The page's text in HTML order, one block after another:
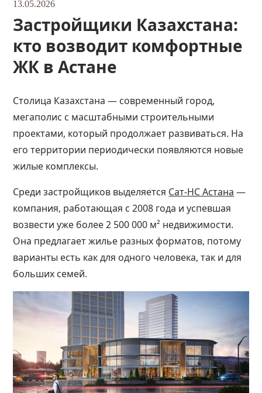
13.05.2026
Застройщики Казахстана:
кто возводит комфортные
ЖК в Астане
Столица Казахстана — современный город,
мегаполис с масштабными строительными
проектами, который продолжает развиваться. На
его территории периодически появляются новые
жилые комплексы.
Среди застройщиков выделяется Сат-НС Астана —
компания, работающая с 2008 года и успевшая
возвести уже более 2 500 000 м² недвижимости.
Она предлагает жилье разных форматов, потому
варианты есть как для одного человека, так и для
больших семей.